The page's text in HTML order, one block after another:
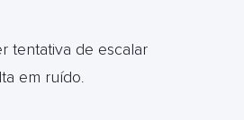
tentativa de escalar
em ruído.